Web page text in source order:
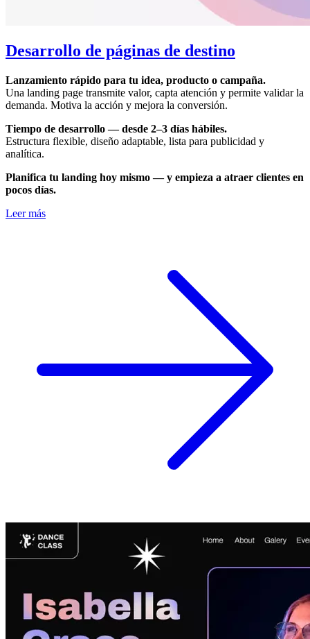
Desarrollo de páginas de destino
Lanzamiento rápido para tu idea, producto o campaña.
Una landing page transmite valor, capta atención y permite validar la
demanda. Motiva la acción y mejora la conversión.
Tiempo de desarrollo — desde 2–3 días hábiles.
Estructura flexible, diseño adaptable, lista para publicidad y
analítica.
Planifica tu landing hoy mismo — y empieza a atraer clientes en
pocos días.
Leer más